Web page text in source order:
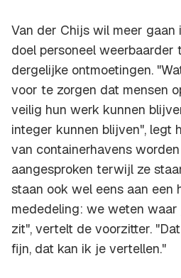
Van der Chijs wil meer gaan
doel personeel weerbaarder
dergelijke ontmoetingen.
voor te zorgen dat mensen
veilig hun werk kunnen
integer kunnen blijven", legt
van containerhavens
aangesproken terwijl ze
staan ook wel eens aan een
mededeling: we weten
zit", vertelt de voorzitter.
fijn, dat kan ik je vertellen."